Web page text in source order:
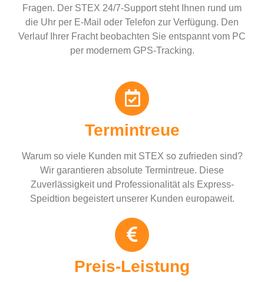
Fragen. Der STEX 24/7-Support steht Ihnen rund um
die Uhr per E-Mail oder Telefon zur Verfügung. Den
Verlauf Ihrer Fracht beobachten Sie entspannt vom PC
per modernem GPS-Tracking.
Termintreue
Warum so viele Kunden mit STEX so zufrieden sind?
Wir garantieren absolute Termintreue. Diese
Zuverlässigkeit und Professionalität als Express-
Speidtion begeistert unserer Kunden europaweit.
Preis-Leistung